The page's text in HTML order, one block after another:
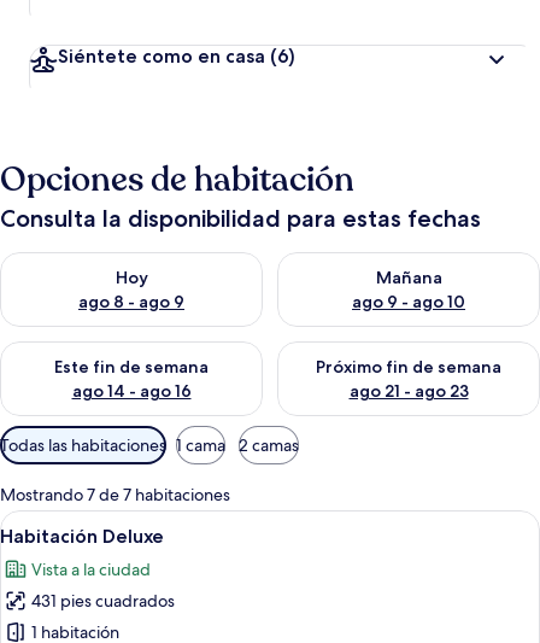
Siéntete como en casa (6)
Opciones de habitación
Consulta la disponibilidad para estas fechas
Hoy
ago 8 - ago 9
Consulta la disponibilidad para hoy ago 8 - ago 9
Mañana
ago 9 - ago 10
Consulta la disponibilidad
Este fin de semana
ago 14 - ago 16
Consulta la disponibilidad para este fin de semana ago 14 -
Próximo fin de semana
ago 21 - ago 23
Consulta la disponibilidad
Filtros
disponibles
para
las
habitaciones
Todas las habitaciones 1 cama 2 camas
Mostrando 7 de 7 habitaciones
Abrir
todas
las
fotos
de
Una habitación de hotel moderna
8
Habitación Deluxe
Vista a la ciudad
431 pies cuadrados
1 habitación